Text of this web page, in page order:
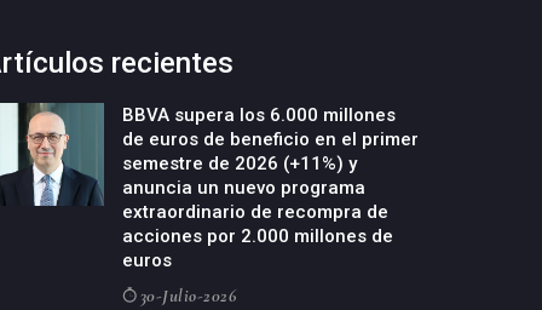
recientes
BBVA supera los 6.000 millones
de euros de beneficio en el primer
semestre de 2026 (+11%) y
anuncia un nuevo programa
extraordinario de recompra de
acciones por 2.000 millones de
euros
30-Julio-2026